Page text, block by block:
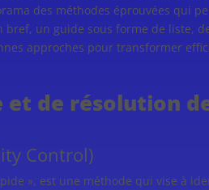
des méthodes éprouvées qui
bref, un guide sous forme de liste,
approches pour transformer
et de résolution
Control)
», est une méthode qui vise à